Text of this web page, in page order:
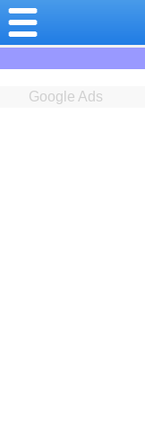
Google Ads